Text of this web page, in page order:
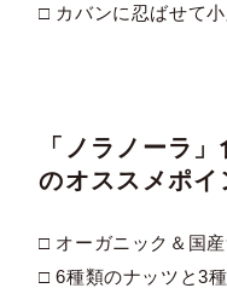
□ カバンに忍ばせて
「ノラノーラ
のオススメポイ
□ オーガニック＆国
□ 6種類のナッツと3